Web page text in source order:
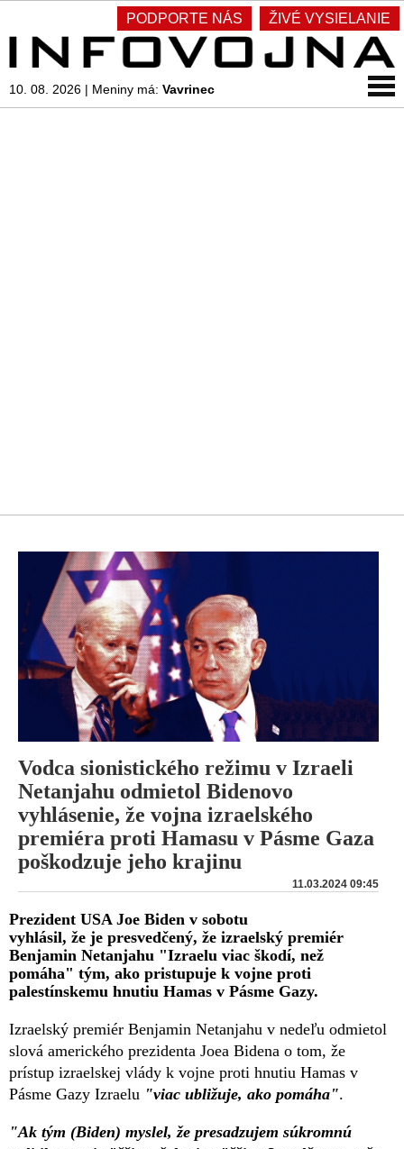
PODPORTE NÁS ŽIVÉ VYSIELANIE
10. 08. 2026 | Meniny má: Vavrinec
Vodca sionistického režimu v Izraeli
Netanjahu odmietol Bidenovo
vyhlásenie, že vojna izraelského
premiéra proti Hamasu v Pásme Gaza
poškodzuje jeho krajinu
11.03.2024 09:45
Prezident USA Joe Biden v sobotu
vyhlásil, že je presvedčený, že izraelský premiér
Benjamin Netanjahu "Izraelu viac škodí, než
pomáha" tým, ako pristupuje k vojne proti
palestínskemu hnutiu Hamas v Pásme Gazy.
Izraelský premiér Benjamin Netanjahu v nedeľu odmietol
slová amerického prezidenta Joea Bidena o tom, že
prístup izraelskej vlády k vojne proti hnutiu Hamas v
Pásme Gazy Izraelu "viac ubližuje, ako pomáha".
"Ak tým (Biden) myslel, že presadzujem súkromnú